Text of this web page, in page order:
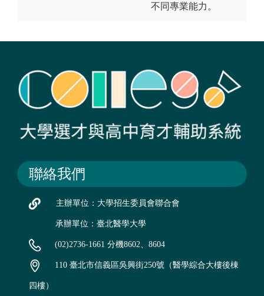
不同專業能力。
聯絡我們
主辦單位：大學招生委員會聯合會
承辦單位：臺北醫學大學
(02)2736-1661 分機8602、8604
110 臺北市信義區吳興街250號（醫學綜合大樓後棟
四樓）